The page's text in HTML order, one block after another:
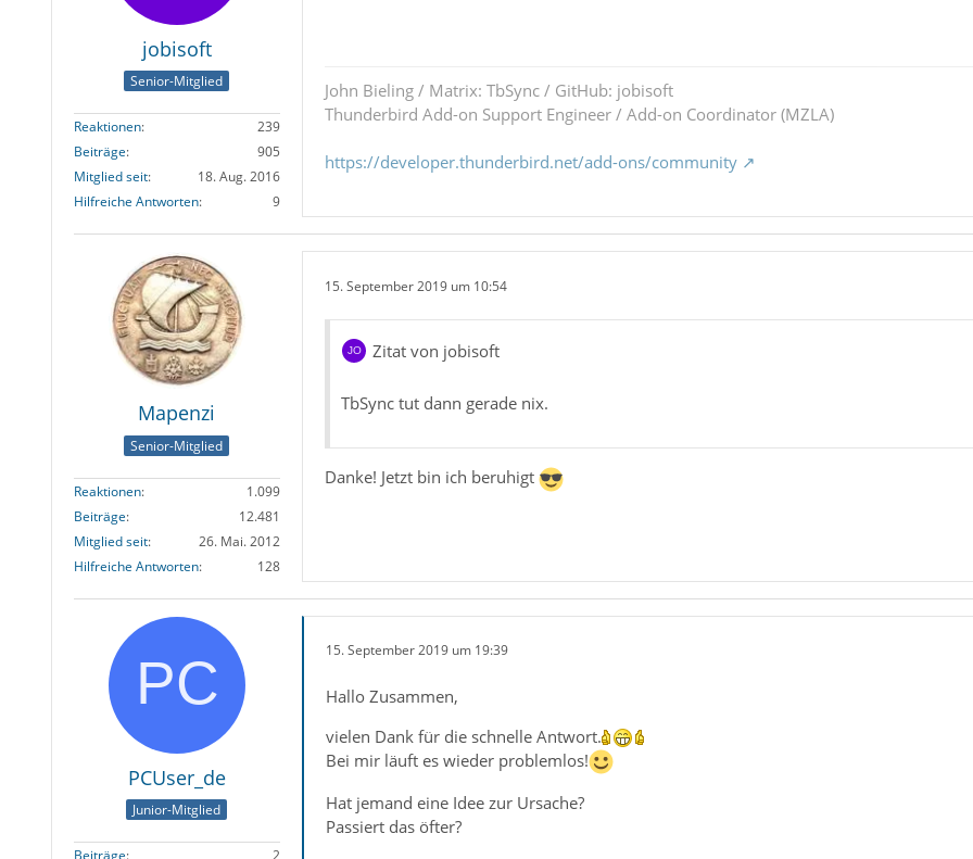
jobisoft
Senior-Mitglied
Reaktionen
239
Beiträge
905
Mitglied seit
18. Aug. 2016
Hilfreiche Antworten
9
John Bieling / Matrix: TbSync / GitHub: jobisoft
Thunderbird Add-on Support Engineer / Add-on Coordinator (MZLA)
https://developer.thunderbird.net/add-ons/community
Mapenzi
Senior-Mitglied
Reaktionen
1.099
Beiträge
12.481
Mitglied seit
26. Mai. 2012
Hilfreiche Antworten
128
15. September 2019 um 10:54
Zitat von jobisoft
TbSync tut dann gerade nix.
Danke! Jetzt bin ich beruhigt
PCUser_de
Junior-Mitglied
15. September 2019 um 19:39
Hallo Zusammen,
vielen Dank für die schnelle Antwort.
Bei mir läuft es wieder problemlos!
Hat jemand eine Idee zur Ursache?
Passiert das öfter?